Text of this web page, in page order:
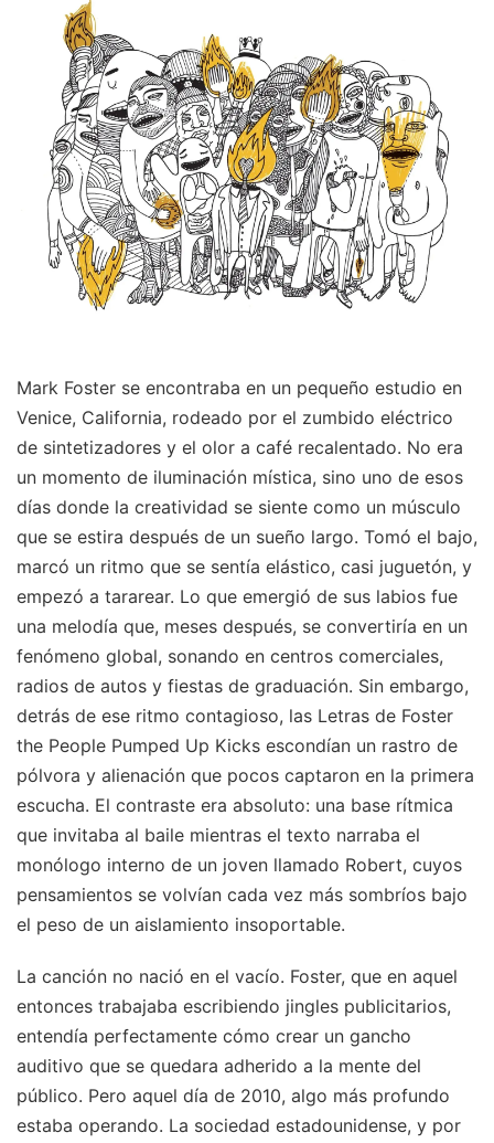
Mark Foster se encontraba en un pequeño estudio en
Venice, California, rodeado por el zumbido eléctrico
de sintetizadores y el olor a café recalentado. No era
un momento de iluminación mística, sino uno de esos
días donde la creatividad se siente como un músculo
que se estira después de un sueño largo. Tomó el bajo,
marcó un ritmo que se sentía elástico, casi juguetón, y
empezó a tararear. Lo que emergió de sus labios fue
una melodía que, meses después, se convertiría en un
fenómeno global, sonando en centros comerciales,
radios de autos y fiestas de graduación. Sin embargo,
detrás de ese ritmo contagioso, las Letras de Foster
the People Pumped Up Kicks escondían un rastro de
pólvora y alienación que pocos captaron en la primera
escucha. El contraste era absoluto: una base rítmica
que invitaba al baile mientras el texto narraba el
monólogo interno de un joven llamado Robert, cuyos
pensamientos se volvían cada vez más sombríos bajo
el peso de un aislamiento insoportable.
La canción no nació en el vacío. Foster, que en aquel
entonces trabajaba escribiendo jingles publicitarios,
entendía perfectamente cómo crear un gancho
auditivo que se quedara adherido a la mente del
público. Pero aquel día de 2010, algo más profundo
estaba operando. La sociedad estadounidense, y por